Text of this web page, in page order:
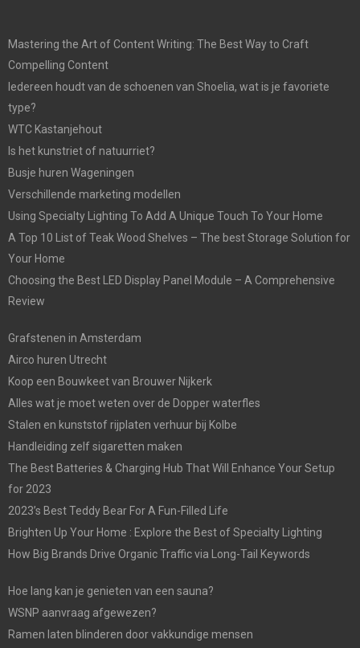
Mastering the Art of Content Writing: The Best Way to Craft
Compelling Content
Iedereen houdt van de schoenen van Shoelia, wat is je favoriete
type?
WTC Kastanjehout
Is het kunstriet of natuurriet?
Busje huren Wageningen
Verschillende marketing modellen
Using Specialty Lighting To Add A Unique Touch To Your Home
A Top 10 List of Teak Wood Shelves – The best Storage Solution for
Your Home
Choosing the Best LED Display Panel Module – A Comprehensive
Review
Grafstenen in Amsterdam
Airco huren Utrecht
Koop een Bouwkeet van Brouwer Nijkerk
Alles wat je moet weten over de Dopper waterfles
Stalen en kunststof rijplaten verhuur bij Kolbe
Handleiding zelf sigaretten maken
The Best Batteries & Charging Hub That Will Enhance Your Setup
for 2023
2023’s Best Teddy Bear For A Fun-Filled Life
Brighten Up Your Home : Explore the Best of Specialty Lighting
How Big Brands Drive Organic Traffic via Long-Tail Keywords
Hoe lang kan je genieten van een sauna?
WSNP aanvraag afgewezen?
Ramen laten blinderen door vakkundige mensen